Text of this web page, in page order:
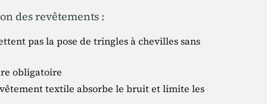
des revêtements :
pas la pose de tringles à chevilles sans
obligatoire
textile absorbe le bruit et limite les